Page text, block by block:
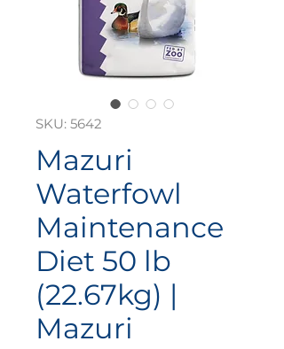
SKU: 5642
Mazuri
Waterfowl
Maintenance
Diet 50 lb
(22.67kg) |
Mazuri